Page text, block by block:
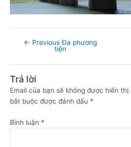
← Previous Đa phương
tiện
Trả lời
Email của bạn sẽ không được hiển thị
bắt buộc được đánh dấu *
Bình luận *